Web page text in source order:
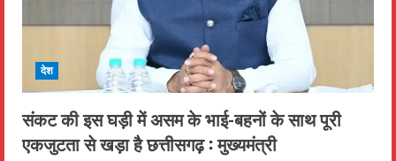
देश
संकट की इस घड़ी में असम के भाई-बहनों के साथ पूरी
एकजुटता से खड़ा है छत्तीसगढ़ : मुख्यमंत्री